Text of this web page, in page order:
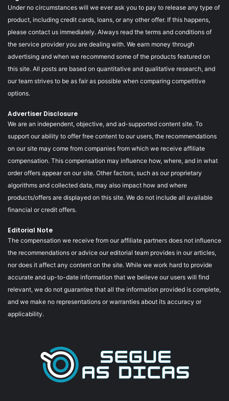
Under no circumstances will we ever ask you to pay to release any type of
product, including credit cards, loans, or any other offer. If this happens,
please contact us immediately. Always read the terms and conditions of
the service provider you are dealing with. We earn money through
advertising and when we recommend some of the products featured on
this site. All posts are based on quantitative and qualitative research, and
our team strives to be as fair as possible when comparing competitive
options.
Advertiser Disclosure
We are an independent, objective, and ad-supported content site. To
support our ability to offer free content to our users, the recommendations
on our site may come from companies from which we receive affiliate
compensation. This compensation may influence how, where, and in what
order offers appear on our site. Other factors, such as our proprietary
algorithms and collected data, may also impact how and where
products/offers are displayed on this site. We do not include all available
financial or credit offers.
Editorial Note
The compensation we receive from our affiliate partners does not influence
the recommendations or advice our editorial team provides in our articles,
nor does it affect any content on the site. While we work hard to provide
accurate and up-to-date information that we believe our users will find
relevant, we do not guarantee that all the information provided is complete,
and we make no representations or warranties about its accuracy or
applicability.